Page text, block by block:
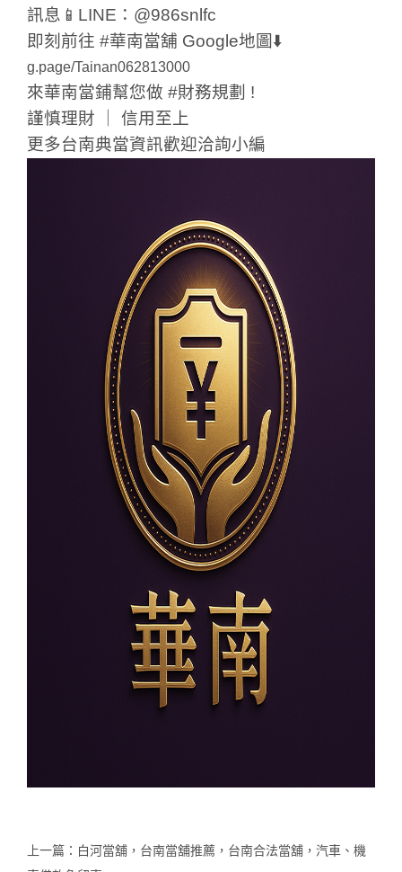
訊息📱LINE：@986snlfc
即刻前往 #華南當舖 Google地圖⬇️
g.page/Tainan062813000
來華南當鋪幫您做 #財務規劃 !
謹慎理財 ｜ 信用至上
更多台南典當資訊歡迎洽詢小編
上一篇： 白河當舖，台南當舖推薦，台南合法當舖，汽車、機